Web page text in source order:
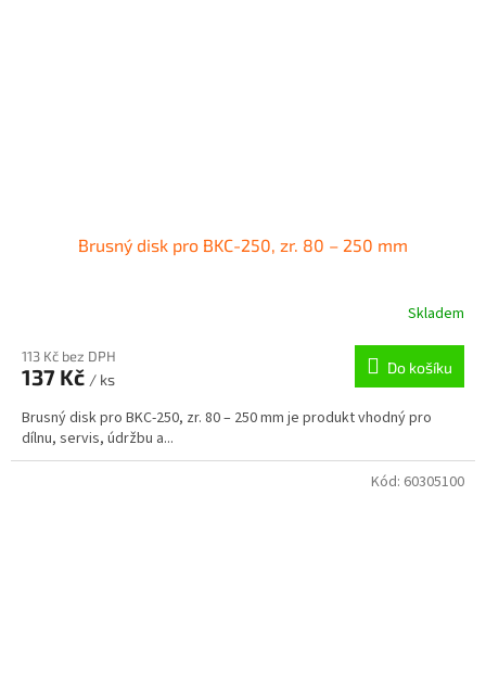
Brusný disk pro BKC-250, zr. 80 – 250 mm
Skladem
113 Kč bez DPH
137 Kč / ks
Do košíku
Brusný disk pro BKC-250, zr. 80 – 250 mm je produkt vhodný pro
dílnu, servis, údržbu a...
Kód: 60305100